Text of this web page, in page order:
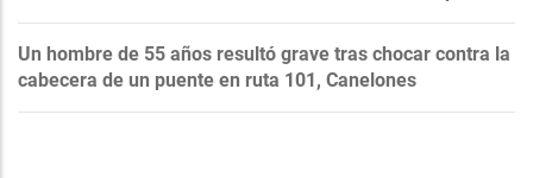
Un hombre de 55 años resultó grave tras chocar contra la
cabecera de un puente en ruta 101, Canelones